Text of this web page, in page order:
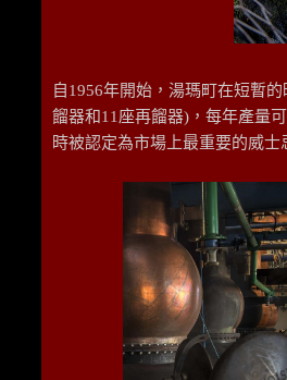
自1956年開始，湯瑪町在短暫
餾器和11座再餾器)，每年產量
時被認定為市場上最重要的威